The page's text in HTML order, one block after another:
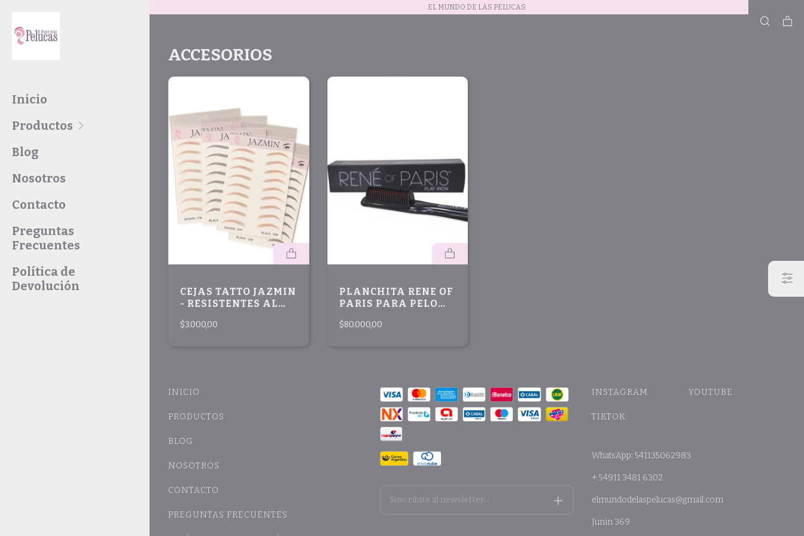
Inicio
Productos
Blog
Nosotros
Contacto
Preguntas
Frecuentes
Política de
Devolución
EL MUNDO DE LAS PELUCAS
ACCESORIOS
CEJAS TATTO JAZMIN
- RESISTENTES AL
$3.000,00
PLANCHITA RENE OF
PARIS PARA PELO
$80.000,00
INICIO
PRODUCTOS
BLOG
NOSOTROS
CONTACTO
PREGUNTAS FRECUENTES
INSTAGRAM YOUTUBE
TIKTOK
WhatsApp: 541135062983
+ 54911 3481 6302
elmundodelaspelucas@gmail.com
Junin 369